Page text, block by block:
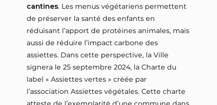
cantines. Les menus végétariens permettent
de préserver la santé des enfants en
réduisant l’apport de protéines animales, mais
aussi de réduire l’impact carbone des
assiettes. Dans cette perspective, la Ville
signera le 25 septembre 2024, la Charte du
label « Assiettes vertes » créée par
l’association Assiettes végétales. Cette charte